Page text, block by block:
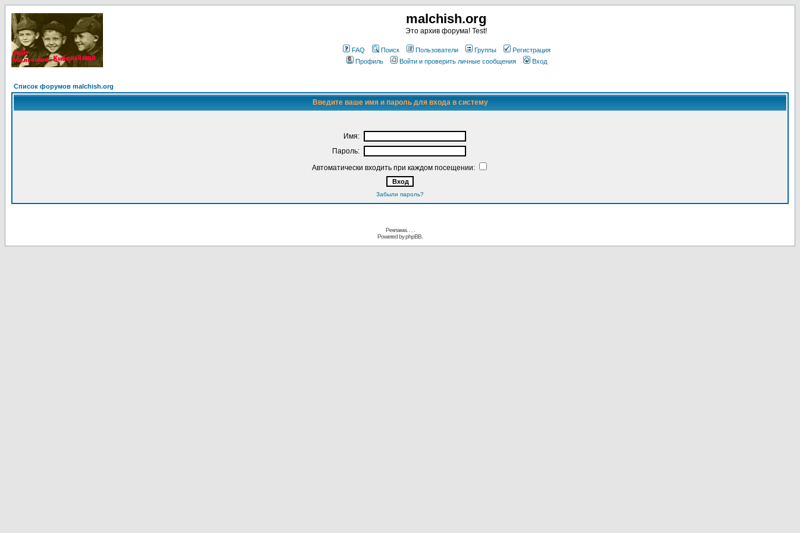
malchish.org
Это архив форума! Test!
FAQ Поиск Пользователи Группы
Регистрация
Профиль
Войти и проверить личные сообщения Вход
Список форумов malchish.org
Введите ваше имя и пароль для входа в систему
Имя:
Пароль:
Автоматически входить при каждом посещении:
Забыли пароль?
Реклама. . .
Powered byphpBB.